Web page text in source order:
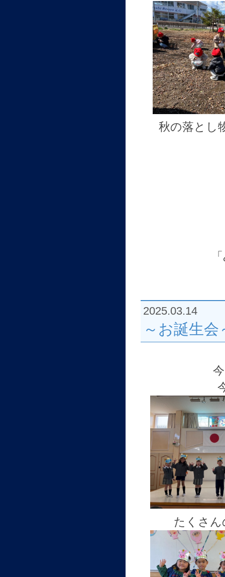
秋の落とし
2025.03.14
～お誕生会
たくさ